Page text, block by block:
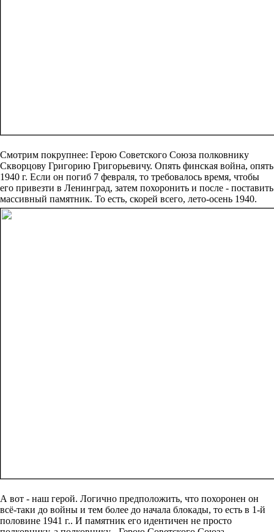
Смотрим покрупнее: Герою Советского Союза полковнику
Скворцову Григорию Григорьевичу. Опять финская война, опять
1940 г. Если он погиб 7 февраля, то требовалось время, чтобы
его привезти в Ленинград, затем похоронить и после - поставить
массивный памятник. То есть, скорей всего, лето-осень 1940.
А вот - наш герой. Логично предположить, что похоронен он
всё-таки до войны и тем более до начала блокады, то есть в 1-й
половине 1941 г.. И памятник его идентичен не просто